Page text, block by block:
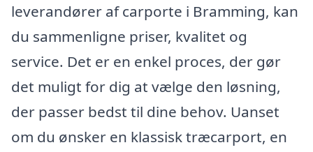
leverandører af carporte i Bramming, kan
du sammenligne priser, kvalitet og
service. Det er en enkel proces, der gør
det muligt for dig at vælge den løsning,
der passer bedst til dine behov. Uanset
om du ønsker en klassisk træcarport, en